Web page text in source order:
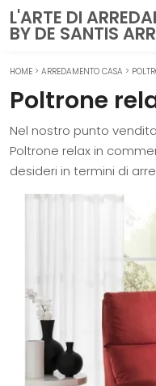
L'ARTE DI
BY DE SANTIS
HOME > ARREDAMENTO CASA >
Poltrone
Nel nostro punto
Poltrone relax in
desideri in termini di